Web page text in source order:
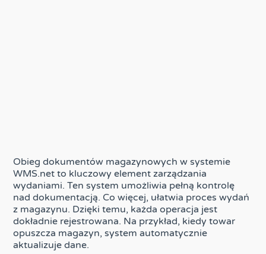
Obieg dokumentów magazynowych w systemie
WMS.net to kluczowy element zarządzania
wydaniami. Ten system umożliwia pełną kontrolę
nad dokumentacją. Co więcej, ułatwia proces wydań
z magazynu. Dzięki temu, każda operacja jest
dokładnie rejestrowana. Na przykład, kiedy towar
opuszcza magazyn, system automatycznie
aktualizuje dane.